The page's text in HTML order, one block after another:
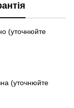
(уточнюйте
(уточнюйте